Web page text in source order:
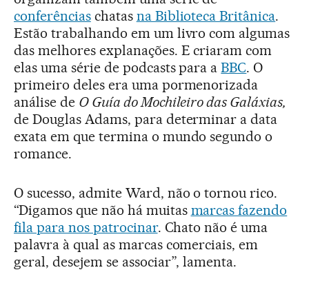
conferênciaschatas na Biblioteca Britânica.
Estão trabalhando em um livro com algumas
das melhores explanações. E criaram com
elas uma série de podcasts para aBBC. O
primeiro deles era uma pormenorizada
análise de O Guía do Mochileiro das Galáxias,
de Douglas Adams, para determinar a data
exata em que termina o mundo segundo o
romance.
O sucesso, admite Ward, não o tornou rico.
“Digamos que não há muitas marcas fazendo
fila para nos patrocinar. Chato não é uma
palavra à qual as marcas comerciais, em
geral, desejem se associar”, lamenta.